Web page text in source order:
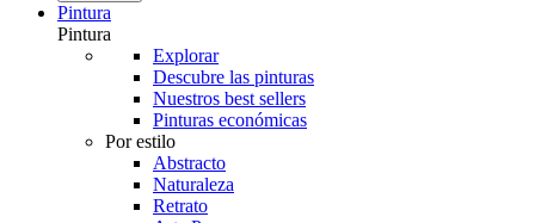
Pintura
Pintura
Explorar
Descubre las pinturas
Nuestros best sellers
Pinturas económicas
Por estilo
Abstracto
Naturaleza
Retrato